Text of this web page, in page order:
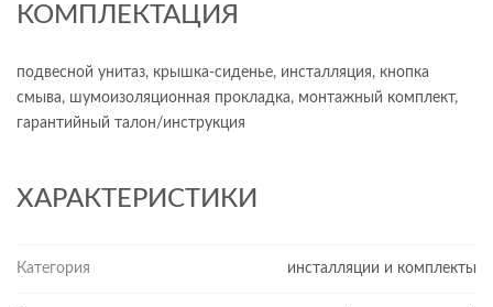
КОМПЛЕКТАЦИЯ
подвесной унитаз, крышка-сиденье, инсталляция, кнопка
смыва, шумоизоляционная прокладка, монтажный комплект,
гарантийный талон/инструкция
ХАРАКТЕРИСТИКИ
Категория инсталляции и комплекты